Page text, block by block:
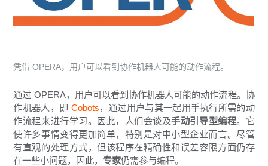
通过 OPERA，用户可以看到协作机器人可能的动作流程。协
作机器人，即 Cobots，通过用户与其一起用手执行所需的动
作流程来进行学习。因此，人们会谈及手动引导型编程。它
使许多事情变得更加简单，特别是对中小型企业而言。尽管
有直观的处理方式，但该程序在精确性和误差容限方面仍存
在一些小问题，因此，专家仍需参与编程。
凭借 OPERA，用户可以看到协作机器人可能的动作流程。